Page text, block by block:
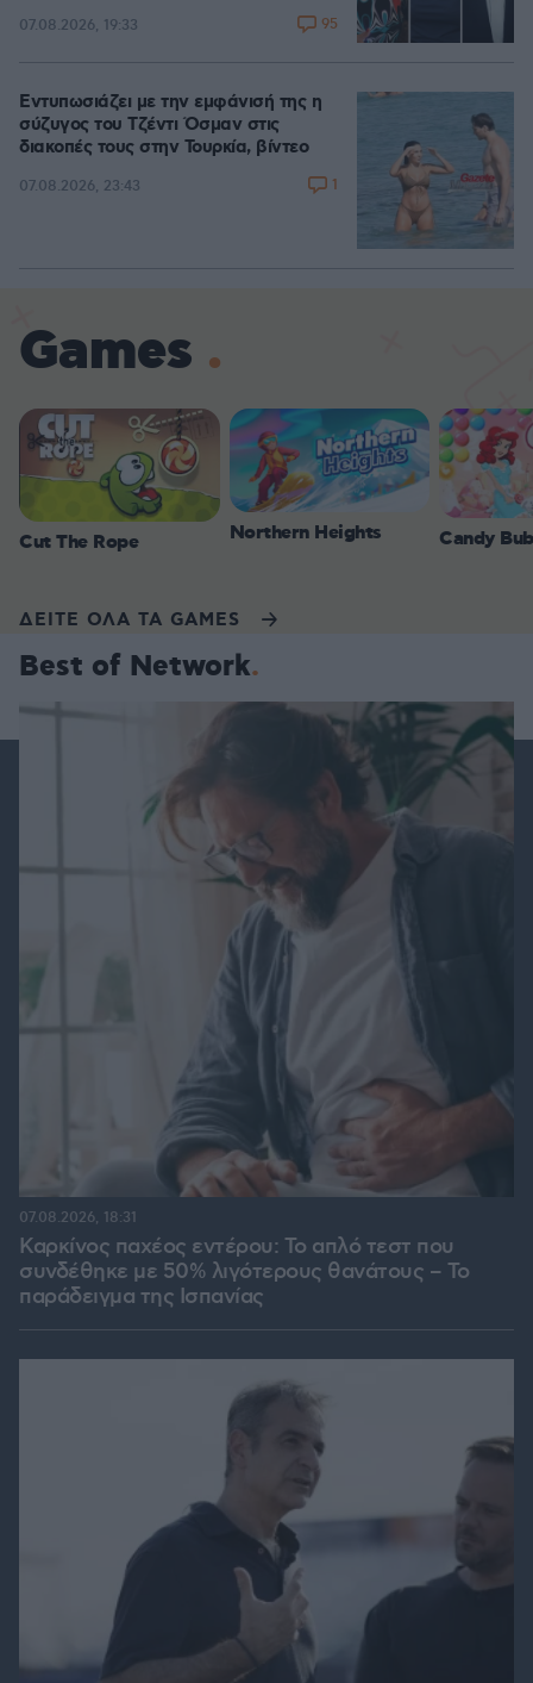
07.08.2026, 19:33 95
Εντυπωσιάζει με την εμφάνισή της η
σύζυγος του Τζέντι Όσμαν στις
διακοπές τους στην Τουρκία, βίντεο
07.08.2026, 23:43 1
Games
Cut The Rope Northern Heights Candy
ΔΕΙΤΕ ΟΛΑ ΤΑ GAMES
Best of Network
Καρκίνος παχέος εντέρου: Το απλό τεστ που
συνδέθηκε με 50% λιγότερους θανάτους – Το
παράδειγμα της Ισπανίας
07.08.2026, 18:31